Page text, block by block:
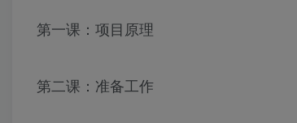
第一课：项目原理
第二课：准备工作